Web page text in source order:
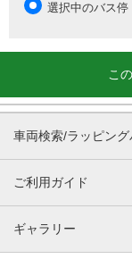
選択中のバス停
こ
車両検索/ラッピン
ご利用ガイド
ギャラリー